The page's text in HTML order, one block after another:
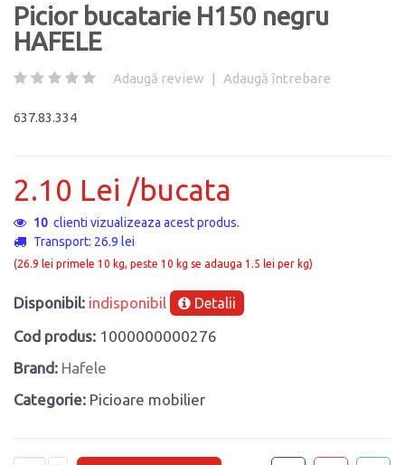
Picior bucatarie H150 negru
HAFELE
Adaugă review | Adaugă întrebare
637.83.334
2.10 Lei /bucata
10 clienti vizualizeaza acest produs.
Transport: 26.9 lei
(26.9 lei primele 10 kg, peste 10 kg se adauga 1.5 lei per kg)
Disponibil: indisponibil Detalii
Cod produs: 1000000000276
Brand: Hafele
Categorie: Picioare mobilier